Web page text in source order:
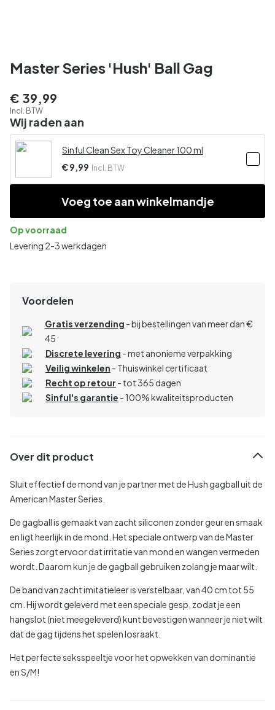
Master Series 'Hush' Ball Gag
€ 39,99
Incl. BTW
Wij raden aan
Sinful Clean Sex Toy Cleaner 100 ml
€ 9,99 Incl. BTW
Voeg toe aan winkelmandje
Op voorraad
Levering 2-3 werkdagen
Voordelen
Gratis verzending - bij bestellingen van meer dan €
45
Discrete levering - met anonieme verpakking
Veilig winkelen - Thuiswinkel certificaat
Recht op retour - tot 365 dagen
Sinful's garantie - 100% kwaliteitsproducten
Over dit product
Sluit effectief de mond van je partner met de Hush gagball uit de
American Master Series.
De gagball is gemaakt van zacht siliconen zonder geur en smaak
en ligt heerlijk in de mond. Het speciale ontwerp van de Master
Series zorgt ervoor dat irritatie van mond en wangen vermeden
wordt. Daarom kun je de gagball gebruiken zolang je maar wilt.
De band van zacht imitatieleer is verstelbaar, van 40 cm tot 55
cm. Hij wordt geleverd met een speciale gesp, zodat je een
hangslot (niet meegeleverd) kunt bevestigen wanneer je niet wilt
dat de gag tijdens het spelen losraakt.
Het perfecte seksspeeltje voor het opwekken van dominantie
en S/M!